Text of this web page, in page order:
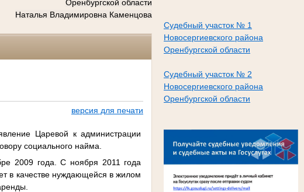
Судебный участок № 1
Новосергиевского района
Оренбургской области
Судебный участок № 2
Новосергиевского района
Оренбургской области
Оренбургской области
Наталья Владимировна Каменцова
версия для печати
Царевой к администрации
социального найма.
2009 года. С ноября 2011 года
в качестве нуждающейся в жилом